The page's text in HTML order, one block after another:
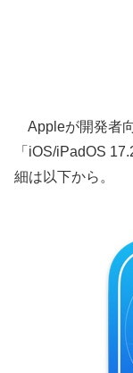
Appleが開発者
「iOS/iPadOS
細は以下から。